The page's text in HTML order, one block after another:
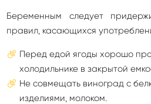
Беременным следует
правил, касающихся
Перед едой ягоды хорошо
холодильнике в закрытой
Не совмещать виноград с
изделиями, молоком.